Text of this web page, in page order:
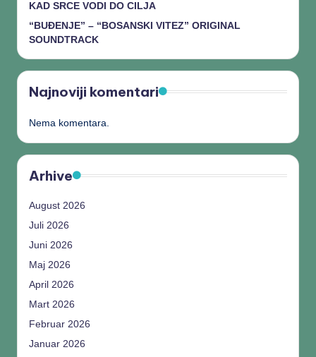
KAD SRCE VODI DO CILJA
“BUĐENJE” – “BOSANSKI VITEZ” ORIGINAL
SOUNDTRACK
Najnoviji komentari
Nema komentara.
Arhive
August 2026
Juli 2026
Juni 2026
Maj 2026
April 2026
Mart 2026
Februar 2026
Januar 2026